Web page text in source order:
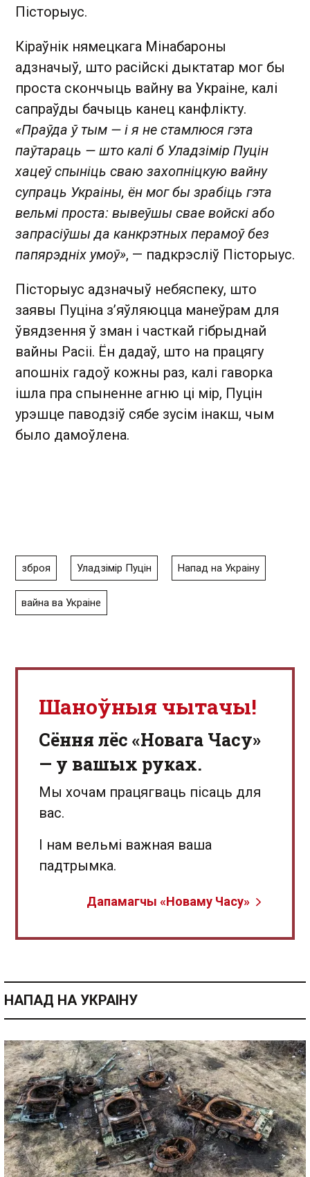
Пісторыус.
Кіраўнік нямецкага Мінабароны
адзначыў, што расійскі дыктатар мог бы
проста скончыць вайну ва Украіне, калі
сапраўды бачыць канец канфлікту.
«Праўда ў тым — і я не стамлюся гэта
паўтараць — што калі б Уладзімір Пуцін
хацеў спыніць сваю захопніцкую вайну
супраць Украіны, ён мог бы зрабіць гэта
вельмі проста: вывеўшы свае войскі або
запрасіўшы да канкрэтных перамоў без
папярэдніх умоў», — падкрэсліў Пісторыус.
Пісторыус адзначыў небяспеку, што
заявы Пуціна з’яўляюцца манеўрам для
ўвядзення ў зман і часткай гібрыднай
вайны Расіі. Ён дадаў, што на працягу
апошніх гадоў кожны раз, калі гаворка
ішла пра спыненне агню ці мір, Пуцін
урэшце паводзіў сябе зусім інакш, чым
было дамоўлена.
зброя Уладзімір Пуцін Напад на Украіну
вайна ва Украіне
Шаноўныя чытачы!
Сёння лёс «Новага Часу»
— у вашых руках.
Мы хочам працягваць пісаць для
вас.
І нам вельмі важная ваша
падтрымка.
Дапамагчы «Новаму Часу»
НАПАД НА УКРАІНУ